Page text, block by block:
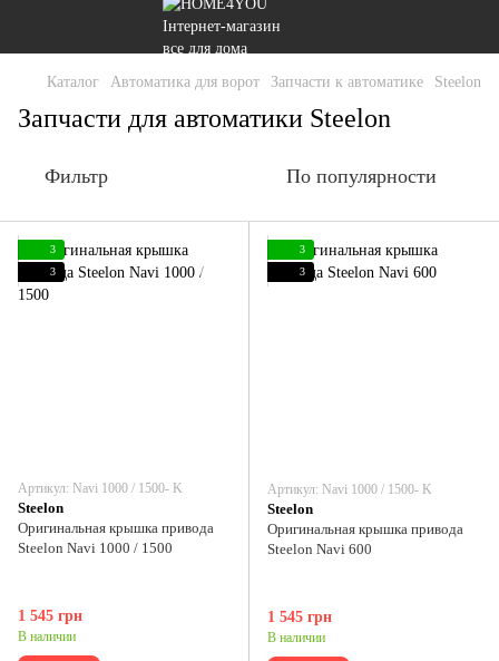
Каталог Автоматика для ворот Запчасти к автоматике Steelon
Запчасти для автоматики Steelon
Фильтр По популярности
3
3
Артикул: Navi 1000 / 1500- K
Steelon
Оригинальная крышка привода
Steelon Navi 1000 / 1500
1 545 грн
В наличии
3
3
Артикул: Navi 1000 / 1500- K
Steelon
Оригинальная крышка привода
Steelon Navi 600
1 545 грн
В наличии